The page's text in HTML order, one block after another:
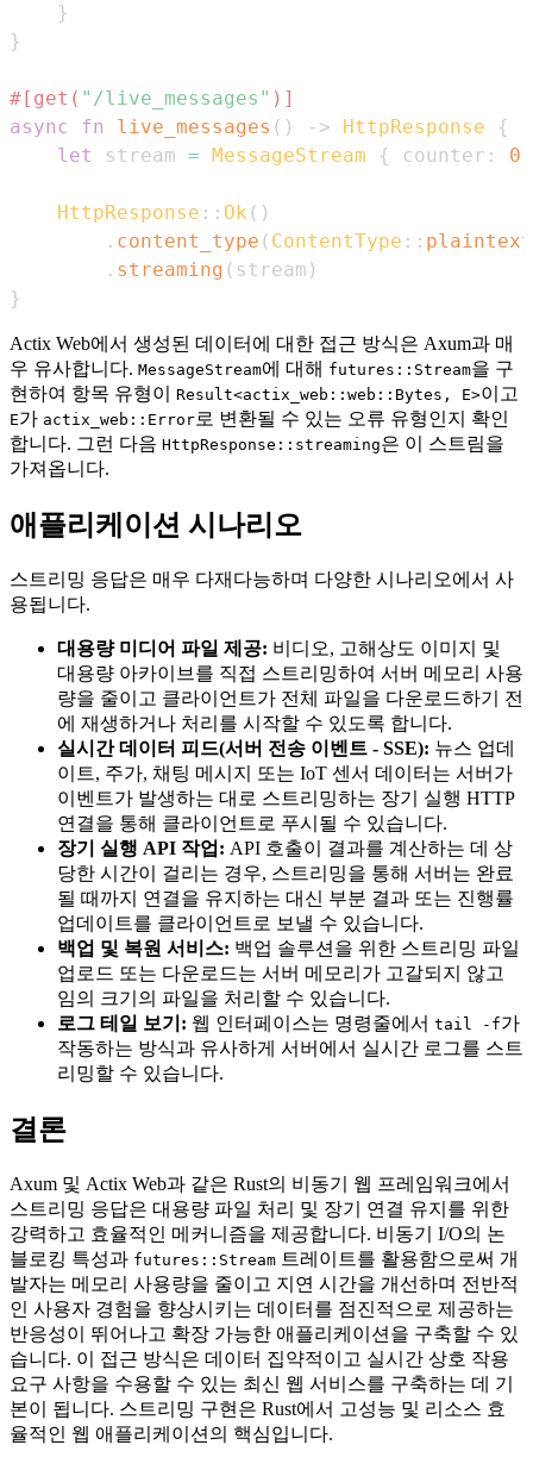
}
}
#[get( "/live_messages" )]
async
fn live_messages ( ) -> HttpResponse
{
let
stream = MessageStream { counter : 0
HttpResponse :: Ok ( )
. content_type ( ContentType :: plaintext
. streaming ( stream )
}
Actix Web에서 생성된 데이터에 대한 접근 방식은 Axum과 매
우 유사합니다. MessageStream에 대해 futures::Stream을 구
현하여 항목 유형이 Result<actix_web::web::Bytes, E>이고
E가 actix_web::Error로 변환될 수 있는 오류 유형인지 확인
합니다. 그런 다음 HttpResponse::streaming은 이 스트림을
가져옵니다.
애플리케이션 시나리오
스트리밍 응답은 매우 다재다능하며 다양한 시나리오에서 사
용됩니다.
대용량 미디어 파일 제공: 비디오, 고해상도 이미지 및
대용량 아카이브를 직접 스트리밍하여 서버 메모리 사용
량을 줄이고 클라이언트가 전체 파일을 다운로드하기 전
에 재생하거나 처리를 시작할 수 있도록 합니다.
실시간 데이터 피드(서버 전송 이벤트 - SSE): 뉴스 업데
이트, 주가, 채팅 메시지 또는 IoT 센서 데이터는 서버가
이벤트가 발생하는 대로 스트리밍하는 장기 실행 HTTP
연결을 통해 클라이언트로 푸시될 수 있습니다.
장기 실행 API 작업: API 호출이 결과를 계산하는 데 상
당한 시간이 걸리는 경우, 스트리밍을 통해 서버는 완료
될 때까지 연결을 유지하는 대신 부분 결과 또는 진행률
업데이트를 클라이언트로 보낼 수 있습니다.
백업 및 복원 서비스: 백업 솔루션을 위한 스트리밍 파일
업로드 또는 다운로드는 서버 메모리가 고갈되지 않고
임의 크기의 파일을 처리할 수 있습니다.
로그 테일 보기: 웹 인터페이스는 명령줄에서 tail -f가
작동하는 방식과 유사하게 서버에서 실시간 로그를 스트
리밍할 수 있습니다.
결론
Axum 및 Actix Web과 같은 Rust의 비동기 웹 프레임워크에서
스트리밍 응답은 대용량 파일 처리 및 장기 연결 유지를 위한
강력하고 효율적인 메커니즘을 제공합니다. 비동기 I/O의 논
블로킹 특성과 futures::Stream 트레이트를 활용함으로써 개
발자는 메모리 사용량을 줄이고 지연 시간을 개선하며 전반적
인 사용자 경험을 향상시키는 데이터를 점진적으로 제공하는
반응성이 뛰어나고 확장 가능한 애플리케이션을 구축할 수 있
습니다. 이 접근 방식은 데이터 집약적이고 실시간 상호 작용
요구 사항을 수용할 수 있는 최신 웹 서비스를 구축하는 데 기
본이 됩니다. 스트리밍 구현은 Rust에서 고성능 및 리소스 효
율적인 웹 애플리케이션의 핵심입니다.